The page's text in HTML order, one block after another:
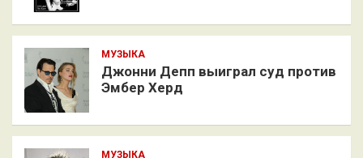
МУЗЫКА
Джонни Депп выиграл суд против
Эмбер Херд
МУЗЫКА